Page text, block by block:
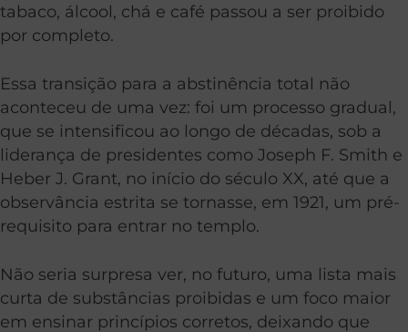
tabaco, álcool, chá e café passou a ser proibido
por completo.
Essa transição para a abstinência total não
aconteceu de uma vez: foi um processo gradual,
que se intensificou ao longo de décadas, sob a
liderança de presidentes como Joseph F. Smith e
Heber J. Grant, no início do século XX, até que a
observância estrita se tornasse, em 1921, um pré-
requisito para entrar no templo.
Não seria surpresa ver, no futuro, uma lista mais
curta de substâncias proibidas e um foco maior
em ensinar princípios corretos, deixando que